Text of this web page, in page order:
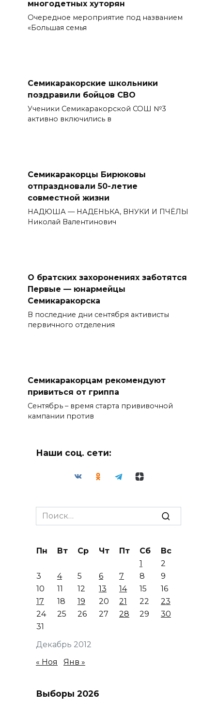
многодетных хуторян
Очередное мероприятие под названием
«Большая семья
Семикаракорские школьники
поздравили бойцов СВО
Ученики Семикаракорской СОШ №3
активно включились в
Семикаракорцы Бирюковы
отпраздновали 50-летие
совместной жизни
НАДЮША — НАДЕНЬКА, ВНУКИ И ПЧЁЛЫ
Николай Валентинович
О братских захоронениях заботятся
Первые — юнармейцы
Семикаракорска
В последние дни сентября активисты
первичного отделения
Семикаракорцам рекомендуют
привиться от гриппа
Сентябрь – время старта прививочной
кампании против
Наши соц. сети:
Search
for:
Декабрь 2012
Пн Вт Ср Чт Пт Сб
Вс
1
2
3
4 5 6 7 8
9
10
11 12 13 14 15
16
17
18 19 20 21 22
23
24
25 26 27 28 29
30
31
« Ноя Янв »
Выборы 2026